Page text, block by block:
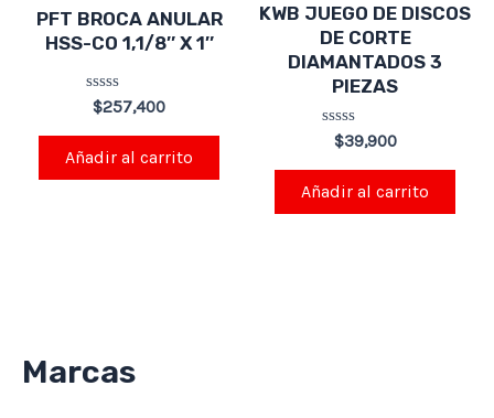
PFT BROCA ANULAR
HSS-CO 1,1/8″ X 1″
Valorado
en
0
de
5
$257,400
Añadir al carrito
KWB JUEGO DE DISCOS
DE CORTE
DIAMANTADOS 3
PIEZAS
Valorado
0
de
5
$39,900
Añadir al carrito
Marcas